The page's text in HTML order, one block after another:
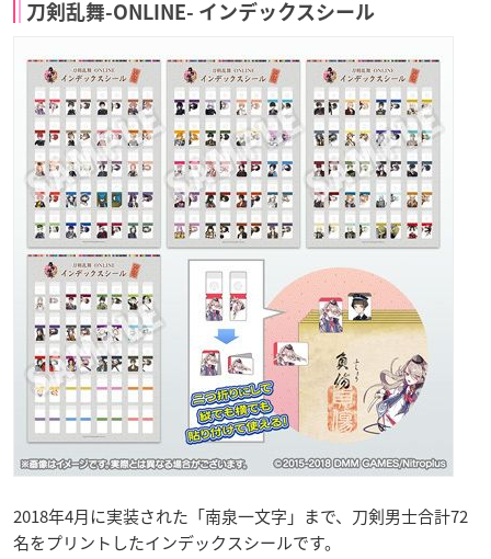
刀剣乱舞-ONLINE- インデックスシール
2018年4月に実装された「南泉一文字」まで、刀剣男士合計72
名をプリントしたインデックスシールです。